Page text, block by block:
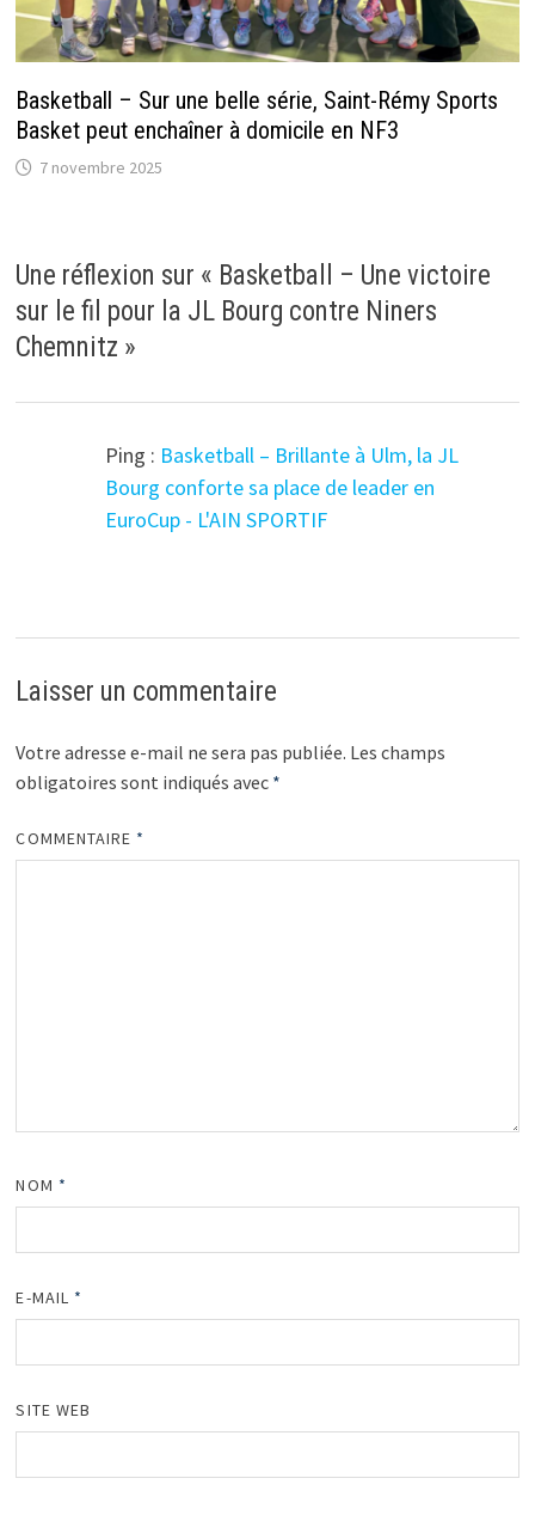
Basketball – Sur une belle série, Saint-Rémy Sports
Basket peut enchaîner à domicile en NF3
7 novembre 2025
Une réflexion sur « Basketball – Une victoire
sur le fil pour la JL Bourg contre Niners
Chemnitz »
Ping : Basketball – Brillante à Ulm, la JL
Bourg conforte sa place de leader en
EuroCup - L'AIN SPORTIF
Laisser un commentaire
Votre adresse e-mail ne sera pas publiée. Les champs
obligatoires sont indiqués avec *
COMMENTAIRE *
NOM *
E-MAIL *
SITE WEB